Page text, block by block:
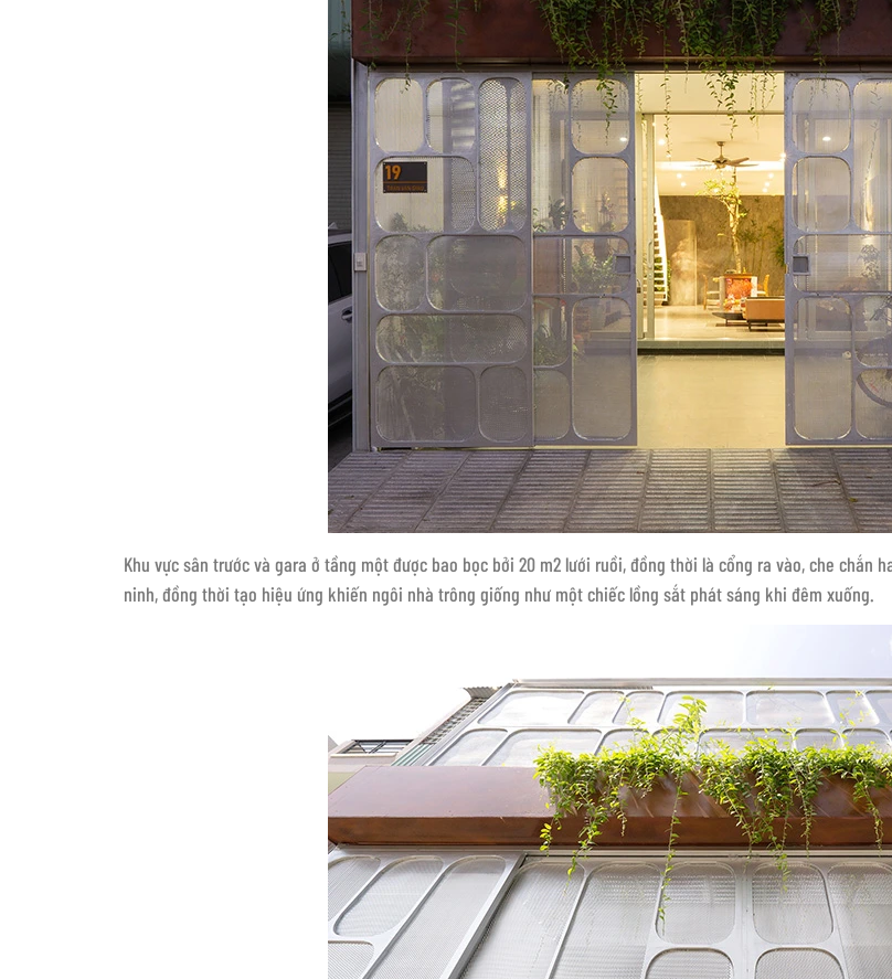
Khu vực sân trước và gara ở tầng một được bao bọc bởi 20 m2 lưới ruồi, đồng thời là cổng ra vào, che chắn
ninh, đồng thời tạo hiệu ứng khiến ngôi nhà trông giống như một chiếc lồng sắt phát sáng khi đêm xuống.